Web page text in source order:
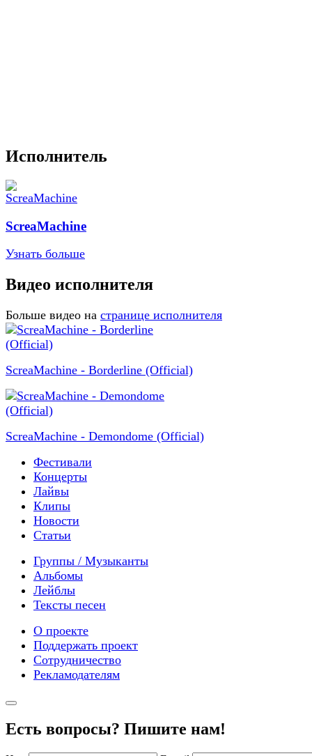
Исполнитель
ScreaMachine
Узнать больше
Видео исполнителя
Больше видео на странице исполнителя
ScreaMachine - Borderline (Official)
ScreaMachine - Demondome (Official)
Фестивали
Концерты
Лайвы
Клипы
Новости
Статьи
Группы / Музыканты
Альбомы
Лейблы
Тексты песен
О проекте
Поддержать проект
Сотрудничество
Рекламодателям
Есть вопросы? Пишите нам!